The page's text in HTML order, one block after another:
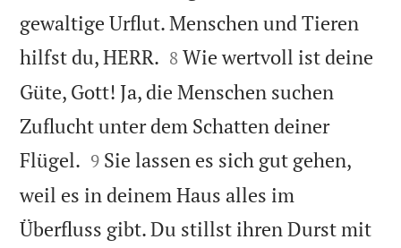
gewaltige Urflut. Menschen und Tieren
hilfst du, HERR. 

8 Wie wertvoll ist deine
Güte, Gott! Ja, die Menschen suchen
Zuflucht unter dem Schatten deiner
Flügel. 

9 Sie lassen es sich gut gehen,
weil es in deinem Haus alles im
Überfluss gibt. Du stillst ihren Durst mit